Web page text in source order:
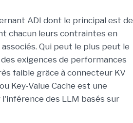
ADI dont le principal est de
chacun leurs contraintes en
Qui peut le plus peut le
exigences de performances
faible grâce à connecteur KV
Key-Value Cache est une
des LLM basés sur